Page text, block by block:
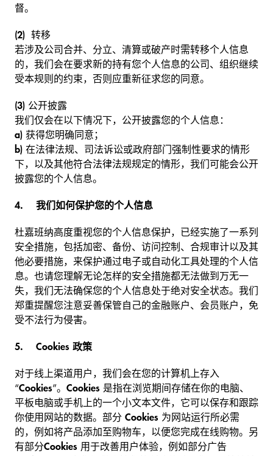
督。
(2) 转移
若涉及公司合并、分立、清算或破产时需转移个人信息
的，我们会在要求新的持有您个人信息的公司、组织继续
受本规则的约束，否则应重新征求您的同意。
(3) 公开披露
我们仅会在以下情况下，公开披露您的个人信息：
a) 获得您明确同意；
b) 在法律法规、司法诉讼或政府部门强制性要求的情形
下，以及其他符合法律法规规定的情形，我们可能会公开
披露您的个人信息。
4. 我们如何保护您的个人信息
杜嘉班纳高度重视您的个人信息保护，已经实施了一系列
安全措施，包括加密、备份、访问控制、合规审计以及其
他必要措施，来保护通过电子或自动化工具处理的个人信
息。也请您理解无论怎样的安全措施都无法做到万无一
失，我们无法确保您的个人信息处于绝对安全状态。我们
郑重提醒您注意妥善保管自己的金融账户、会员账户，免
受不法行为侵害。
5. Cookies 政策
对于线上渠道用户，我们会在您的计算机上存入
“Cookies”。 Cookies 是指在浏览期间存储在你的电脑、
平板电脑或手机上的一个小文本文件，它可以保存和跟踪
你使用网站的数据。部分 Cookies 为网站运行所必需
的，例如将产品添加至购物车，以便您完成在线购物。另
有部分Cookies 用于改善用户体验，例如部分广告